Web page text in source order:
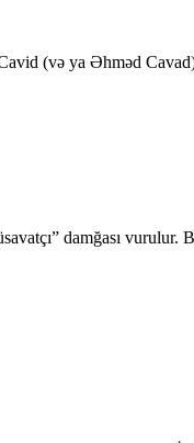
(və ya Əhməd
damğası vurulur.